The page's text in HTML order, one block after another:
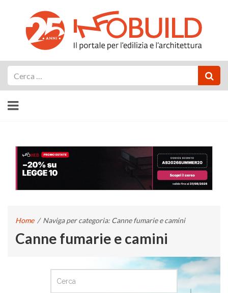
Home / Naviga per categoria: Canne fumarie e camini
Canne fumarie e camini